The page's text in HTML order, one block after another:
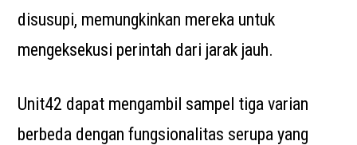
disusupi, memungkinkan mereka untuk
mengeksekusi perintah dari jarak jauh.
Unit42 dapat mengambil sampel tiga varian
berbeda dengan fungsionalitas serupa yang